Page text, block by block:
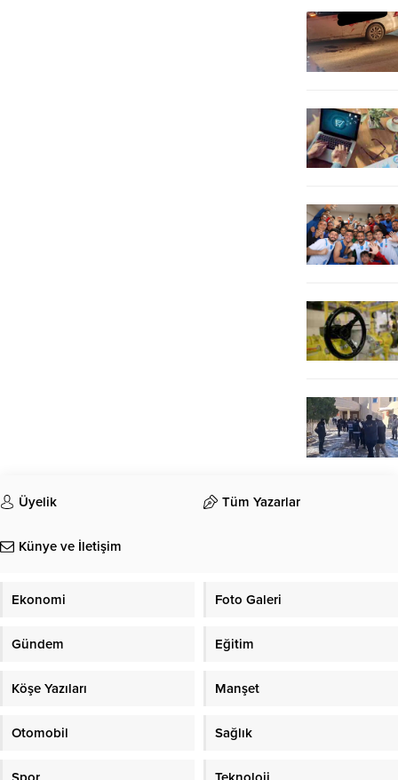
Üyelik Tüm Yazarlar
Künye ve İletişim
Ekonomi Foto Galeri
Gündem Eğitim
Köşe Yazıları Manşet
Otomobil Sağlık